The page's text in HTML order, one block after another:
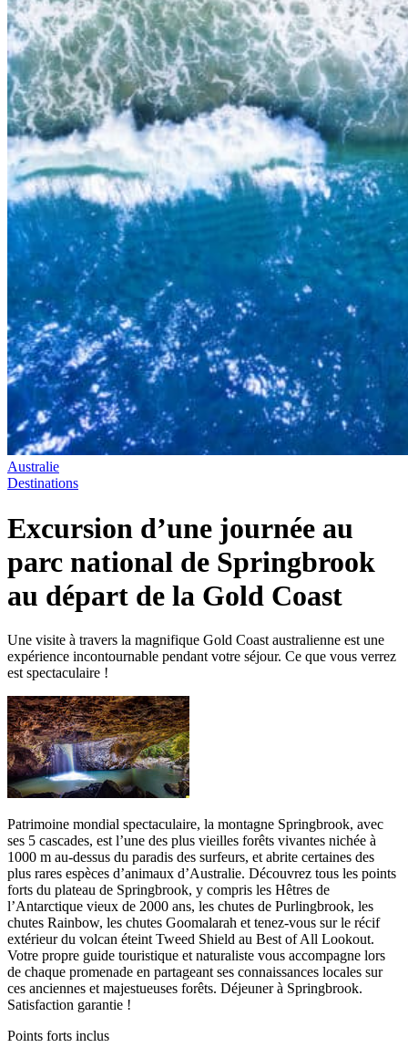
Australie
Destinations
Excursion d’une journée au
parc national de Springbrook
au départ de la Gold Coast
Une visite à travers la magnifique Gold Coast australienne est une
expérience incontournable pendant votre séjour. Ce que vous verrez
est spectaculaire !
Patrimoine mondial spectaculaire, la montagne Springbrook, avec
ses 5 cascades, est l’une des plus vieilles forêts vivantes nichée à
1000 m au-dessus du paradis des surfeurs, et abrite certaines des
plus rares espèces d’animaux d’Australie. Découvrez tous les points
forts du plateau de Springbrook, y compris les Hêtres de
l’Antarctique vieux de 2000 ans, les chutes de Purlingbrook, les
chutes Rainbow, les chutes Goomalarah et tenez-vous sur le récif
extérieur du volcan éteint Tweed Shield au Best of All Lookout.
Votre propre guide touristique et naturaliste vous accompagne lors
de chaque promenade en partageant ses connaissances locales sur
ces anciennes et majestueuses forêts. Déjeuner à Springbrook.
Satisfaction garantie !
Points forts inclus